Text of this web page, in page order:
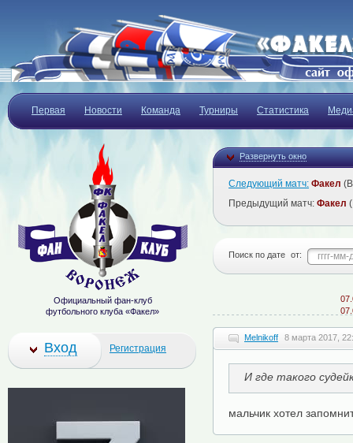
Первая Новости Команда Турниры Статистика
Развернуть окно
Следующий матч: Факел
Предыдущий матч: Факел
Поиск по дате от:
Melnikoff 8 марта 2017,
И где такого
мальчик хотел
Официальный фан-клуб
футбольного клуба «Факел»
Вход Регистрация